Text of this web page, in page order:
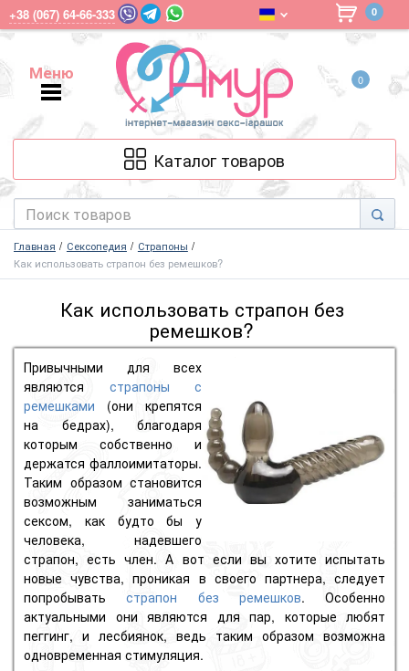
+38 (067) 64-66-333 0
Меню
Меню
0
Каталог товаров
Главная Сексопедия
Страпоны
Как использовать страпон без ремешков?
Как использовать страпон без
ремешков?
Привычными для всех
являются страпоны с
ремешками (они крепятся
на бедрах), благодаря
которым собственно и
держатся фаллоимитаторы.
Таким образом становится
возможным заниматься
сексом, как будто бы у
человека, надевшего
страпон, есть член. А вот если вы хотите испытать
новые чувства, проникая в своего партнера, следует
попробыватьстрапон без ремешков. Особенно
актуальными они являются для пар, которые любят
пеггинг, и лесбиянок, ведь таким образом возможна
одновременная стимуляция.